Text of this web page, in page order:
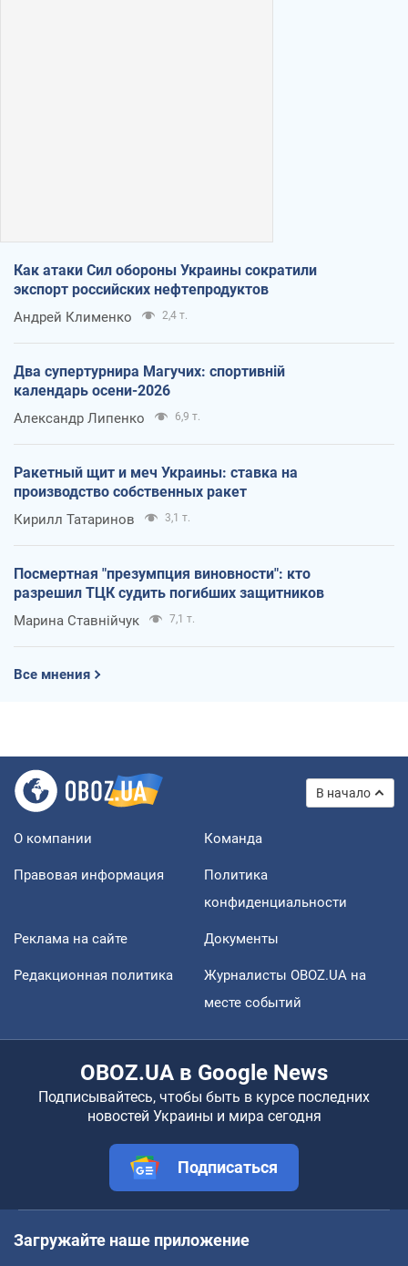
Как атаки Сил обороны Украины сократили
экспорт российских нефтепродуктов
Андрей Клименко 2,4 т.
Два супертурнира Магучих: спортивній
календарь осени-2026
Александр Липенко 6,9 т.
Ракетный щит и меч Украины: ставка на
производство собственных ракет
Кирилл Татаринов 3,1 т.
Посмертная "презумпция виновности": кто
разрешил ТЦК судить погибших защитников
Марина Ставнійчук 7,1 т.
Все мнения
В начало
О компании Команда
Правовая информация
Политика
конфиденциальности
Реклама на сайте Документы
Редакционная политика
Журналисты OBOZ.UA на
месте событий
OBOZ.UA в Google News
Подписывайтесь, чтобы быть в курсе последних
новостей Украины и мира сегодня
Подписаться
Загружайте наше приложение